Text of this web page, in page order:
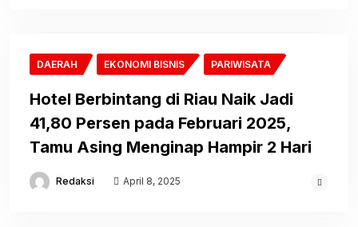
DAERAH EKONOMI BISNIS PARIWISATA
Hotel Berbintang di Riau Naik Jadi
41,80 Persen pada Februari 2025,
Tamu Asing Menginap Hampir 2 Hari
Redaksi April 8, 2025